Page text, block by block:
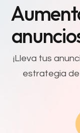
¡Lleva tus
estrategia de